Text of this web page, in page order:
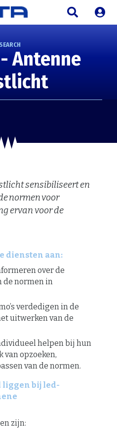
Antenne
sensibiliseert en
normen voor
ervan voor de
diensten aan:
over de
de normen in
verdedigen in de
uitwerken van de
helpen bij hun
van opzoeken,
van de normen.
liggen bij led-
zijn: